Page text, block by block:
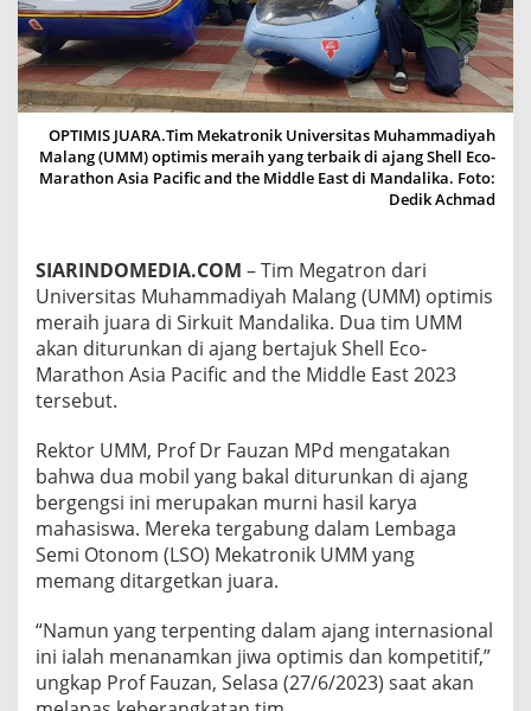
A
T
H
O
N
D
I
M
A
L
I
K
A
,
T
G
A
T
R
O
N
M
M
O
P
OPTIMIS JUARA.Tim Mekatronik Universitas Muhammadiyah
Malang (UMM) optimis meraih yang terbaik di ajang Shell Eco-
Marathon Asia Pacific and the Middle East di Mandalika. Foto:
Dedik Achmad
SIARINDOMEDIA.COM – Tim Megatron dari
Universitas Muhammadiyah Malang (UMM) optimis
meraih juara di Sirkuit Mandalika. Dua tim UMM
akan diturunkan di ajang bertajuk Shell Eco-
Marathon Asia Pacific and the Middle East 2023
tersebut.
Rektor UMM, Prof Dr Fauzan MPd mengatakan
bahwa dua mobil yang bakal diturunkan di ajang
bergengsi ini merupakan murni hasil karya
mahasiswa. Mereka tergabung dalam Lembaga
Semi Otonom (LSO) Mekatronik UMM yang
memang ditargetkan juara.
“Namun yang terpenting dalam ajang internasional
ini ialah menanamkan jiwa optimis dan kompetitif,”
ungkap Prof Fauzan, Selasa (27/6/2023) saat akan